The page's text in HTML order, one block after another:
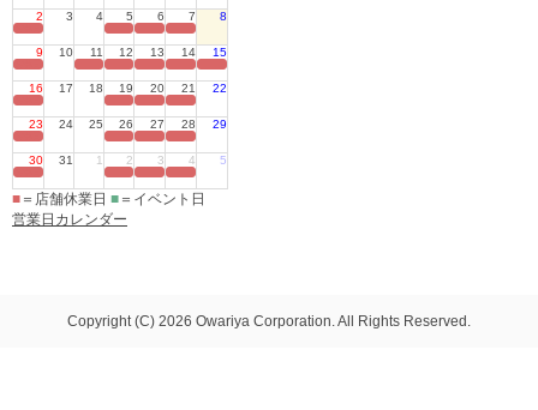
2 3 4 5 6 7 8
9 10 11 12 13 14 15
16 17 18 19 20 21 22
23 24 25 26 27 28 29
30 31 1 2 3 4 5
■ ＝店舗休業日 ■ ＝イベント日
営業日カレンダー
Copyright (C) 2026 Owariya Corporation. All Rights Reserved.